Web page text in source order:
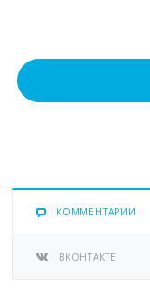
КОММЕНТАРИИ
ВКОНТАКТЕ